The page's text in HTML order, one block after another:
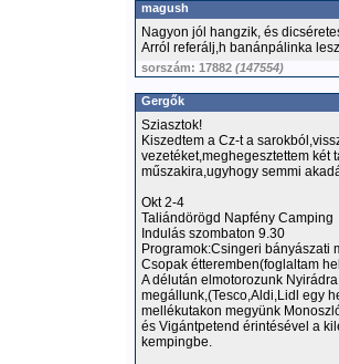
magush
Nagyon jól hangzik, és
Arról referálj,h banánpálinka
sorszám: 17882 (147554)
Gergők
Sziasztok!
Kiszedtem a Cz-t a
vezetéket,meghegesztettem két
műszakira,ugyhogy semmi
Okt 2-4
Taliándörögd Napfény Camping
Indulás szombaton 9.30
Programok:Csingeri bányászati
Csopak étteremben(foglaltam
A délután elmotorozunk
megállunk,(Tesco,Aldi,Lidl egy
mellékutakon megyünk
és Vigántpetend érintésével a
kempingbe.